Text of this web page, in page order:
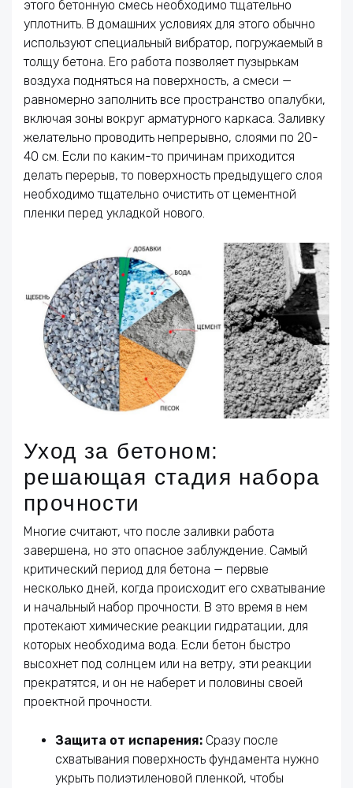
этого бетонную смесь необходимо тщательно
уплотнить. В домашних условиях для этого обычно
используют специальный вибратор, погружаемый в
толщу бетона. Его работа позволяет пузырькам
воздуха подняться на поверхность, а смеси —
равномерно заполнить все пространство опалубки,
включая зоны вокруг арматурного каркаса. Заливку
желательно проводить непрерывно, слоями по 20-
40 см. Если по каким-то причинам приходится
делать перерыв, то поверхность предыдущего слоя
необходимо тщательно очистить от цементной
пленки перед укладкой нового.
Уход за бетоном:
решающая стадия набора
прочности
Многие считают, что после заливки работа
завершена, но это опасное заблуждение. Самый
критический период для бетона — первые
несколько дней, когда происходит его схватывание
и начальный набор прочности. В это время в нем
протекают химические реакции гидратации, для
которых необходима вода. Если бетон быстро
высохнет под солнцем или на ветру, эти реакции
прекратятся, и он не наберет и половины своей
проектной прочности.
Защита от испарения: Сразу после
схватывания поверхность фундамента нужно
укрыть полиэтиленовой пленкой, чтобы